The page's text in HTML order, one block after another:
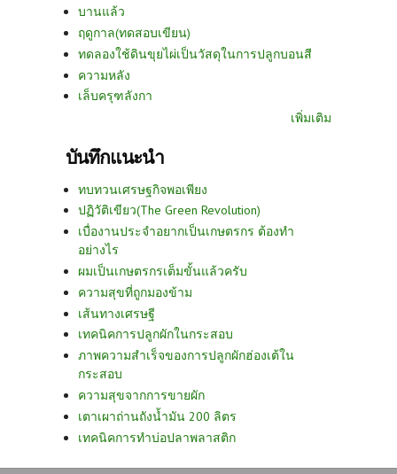
บานแล้ว
ฤดูกาล(ทดสอบเขียน)
ทดลองใช้ดินขุยไผ่เป็นวัสดุในการปลูกบอนสี
ความหลัง
เล็บครุฑลังกา
เพิ่มเติม
บันทึกแนะนำ
ทบทวนเศรษฐกิจพอเพียง
ปฏิวัติเขียว(The Green Revolution)
เบื่องานประจำอยากเป็นเกษตรกร ต้องทำ
อย่างไร
ผมเป็นเกษตรกรเต็มขั้นแล้วครับ
ความสุขที่ถูกมองข้าม
เส้นทางเศรษฐี
เทคนิคการปลูกผักในกระสอบ
ภาพความสำเร็จของการปลูกผักฮ่องเต้ใน
กระสอบ
ความสุขจากการขายผัก
เตาเผาถ่านถังน้ำมัน 200 ลิตร
เทคนิคการทำบ่อปลาพลาสติก